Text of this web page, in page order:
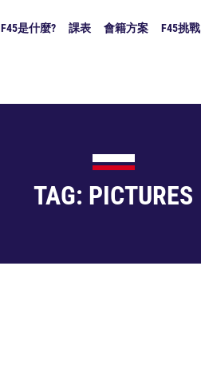
F45是什麼? 課表 會籍方案 F45挑戰
TAG: PICTURES